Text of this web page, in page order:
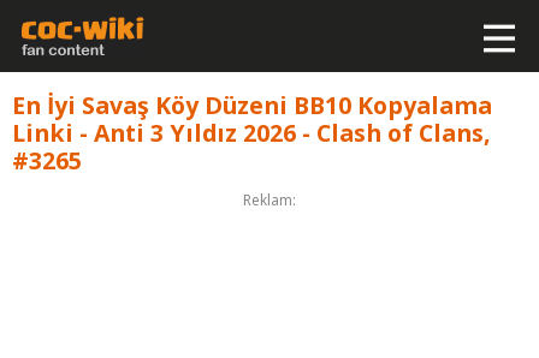
En İyi Savaş Köy Düzeni BB10 Kopyalama
Linki - Anti 3 Yıldız 2026 - Clash of Clans,
#3265
Reklam: